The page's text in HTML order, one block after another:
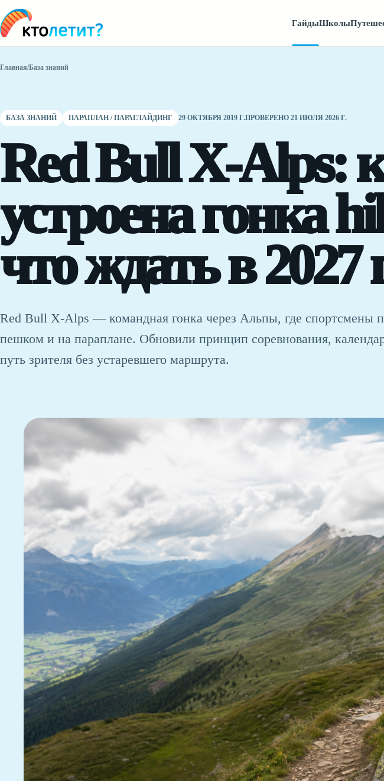
ГайдыШколы
Главная/База знаний
БАЗА ЗНАНИЙ ПАРАПЛАН / ПАРАГЛАЙДИНГ 29 ОКТЯБРЯ 2019 Г.ПРОВЕРЕНО 21 ИЮЛЯ 2026 Г.
Red Bull X-Alps:
устроена гонка
что ждать в 2027
Red Bull X-Alps — командная гонка через Альпы, где спортсмены
пешком и на параплане. Обновили принцип соревнования,
путь зрителя без устаревшего маршрута.